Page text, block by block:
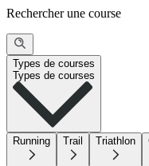
Rechercher une course
Types de courses
Types de courses
Running Trail Triathlon